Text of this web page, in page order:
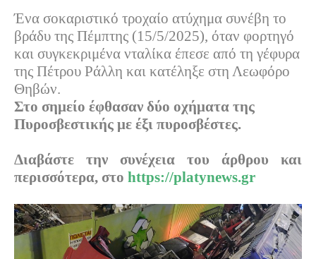
Ένα σοκαριστικό τροχαίο ατύχημα συνέβη το
βράδυ της Πέμπτης (15/5/2025), όταν φορτηγό
και συγκεκριμένα νταλίκα έπεσε από τη γέφυρα
της Πέτρου Ράλλη και κατέληξε στη Λεωφόρο
Θηβών.
Στο σημείο έφθασαν δύο οχήματα της
Πυροσβεστικής με έξι πυροσβέστες.
Διαβάστε την συνέχεια του άρθρου και
περισσότερα, στο https://platynews.gr